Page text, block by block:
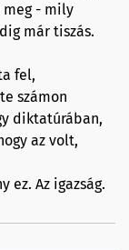
meg - mily
már tiszás.
fel,
számon
diktatúrában,
az volt,
ez. Az igazság.